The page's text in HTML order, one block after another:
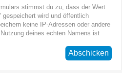
stimmst du zu, dass der Wert
gespeichert wird und öffentlich
keine IP-Adressen oder andere
deines echten Namens ist
Abschicken